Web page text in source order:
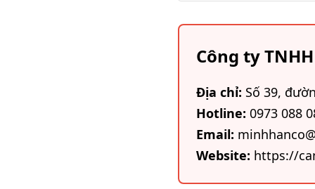
Công ty
Địa chỉ: Số 39,
Hotline: 0973 088
Email:
Website: https://